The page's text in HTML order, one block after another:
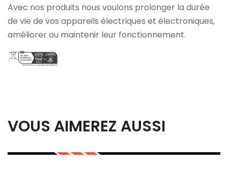
Avec nos produits nous voulons prolonger la durée
de vie de vos appareils électriques et électroniques,
améliorer ou maintenir leur fonctionnement.
VOUS AIMEREZ AUSSI